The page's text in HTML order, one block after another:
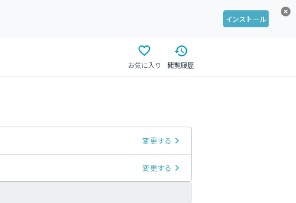
インストール
お気に入り 閲覧履歴
変更する
変更する